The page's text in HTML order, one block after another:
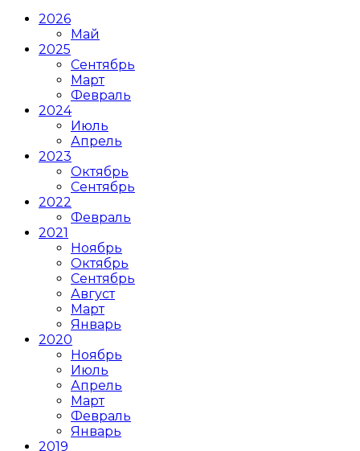
2026
Май
2025
Сентябрь
Март
Февраль
2024
Июль
Апрель
2023
Октябрь
Сентябрь
2022
Февраль
2021
Ноябрь
Октябрь
Сентябрь
Август
Март
Январь
2020
Ноябрь
Июль
Апрель
Март
Февраль
Январь
2019